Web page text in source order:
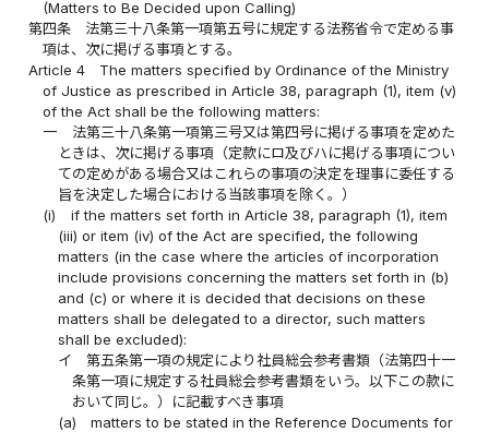
(Matters to Be Decided upon Calling)
第四条
法第三十八条第一項第五号に規定する法務省令で定める事
項は、次に掲げる事項とする。
Article 4
The matters specified by Ordinance of the Ministry
of Justice as prescribed in Article 38, paragraph (1), item (v)
of the Act shall be the following matters:
一
法第三十八条第一項第三号又は第四号に掲げる事項を定めた
ときは、次に掲げる事項（定款にロ及びハに掲げる事項につい
ての定めがある場合又はこれらの事項の決定を理事に委任する
旨を決定した場合における当該事項を除く。）
(i)
if the matters set forth in Article 38, paragraph (1), item
(iii) or item (iv) of the Act are specified, the following
matters (in the case where the articles of incorporation
include provisions concerning the matters set forth in (b)
and (c) or where it is decided that decisions on these
matters shall be delegated to a director, such matters
shall be excluded):
イ
第五条第一項の規定により社員総会参考書類（法第四十一
条第一項に規定する社員総会参考書類をいう。以下この款に
おいて同じ。）に記載すべき事項
(a)
matters to be stated in the Reference Documents for